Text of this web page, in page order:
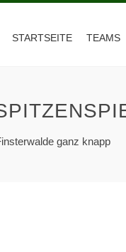
STARTSEITE TEAMS
ganz knapp